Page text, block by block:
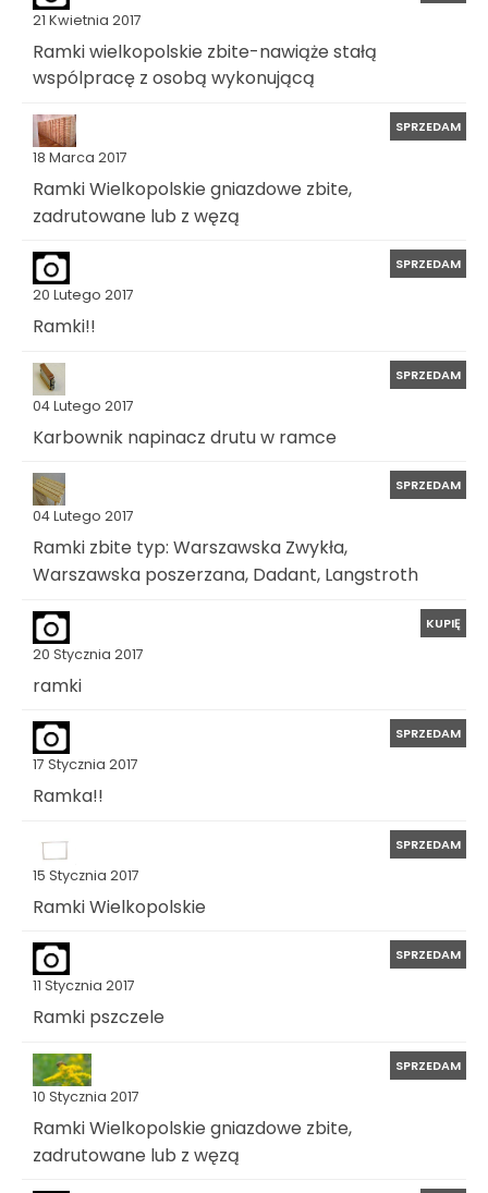
21 Kwietnia 2017
Ramki wielkopolskie zbite-nawiąże stałą
wspólpracę z osobą wykonującą
18 Marca 2017
SPRZEDAM
Ramki Wielkopolskie gniazdowe zbite,
zadrutowane lub z węzą
20 Lutego 2017
SPRZEDAM
Ramki!!
04 Lutego 2017
SPRZEDAM
Karbownik napinacz drutu w ramce
04 Lutego 2017
SPRZEDAM
Ramki zbite typ: Warszawska Zwykła,
Warszawska poszerzana, Dadant, Langstroth
20 Stycznia 2017
KUPIĘ
ramki
17 Stycznia 2017
SPRZEDAM
Ramka!!
15 Stycznia 2017
SPRZEDAM
Ramki Wielkopolskie
11 Stycznia 2017
SPRZEDAM
Ramki pszczele
10 Stycznia 2017
SPRZEDAM
Ramki Wielkopolskie gniazdowe zbite,
zadrutowane lub z węzą